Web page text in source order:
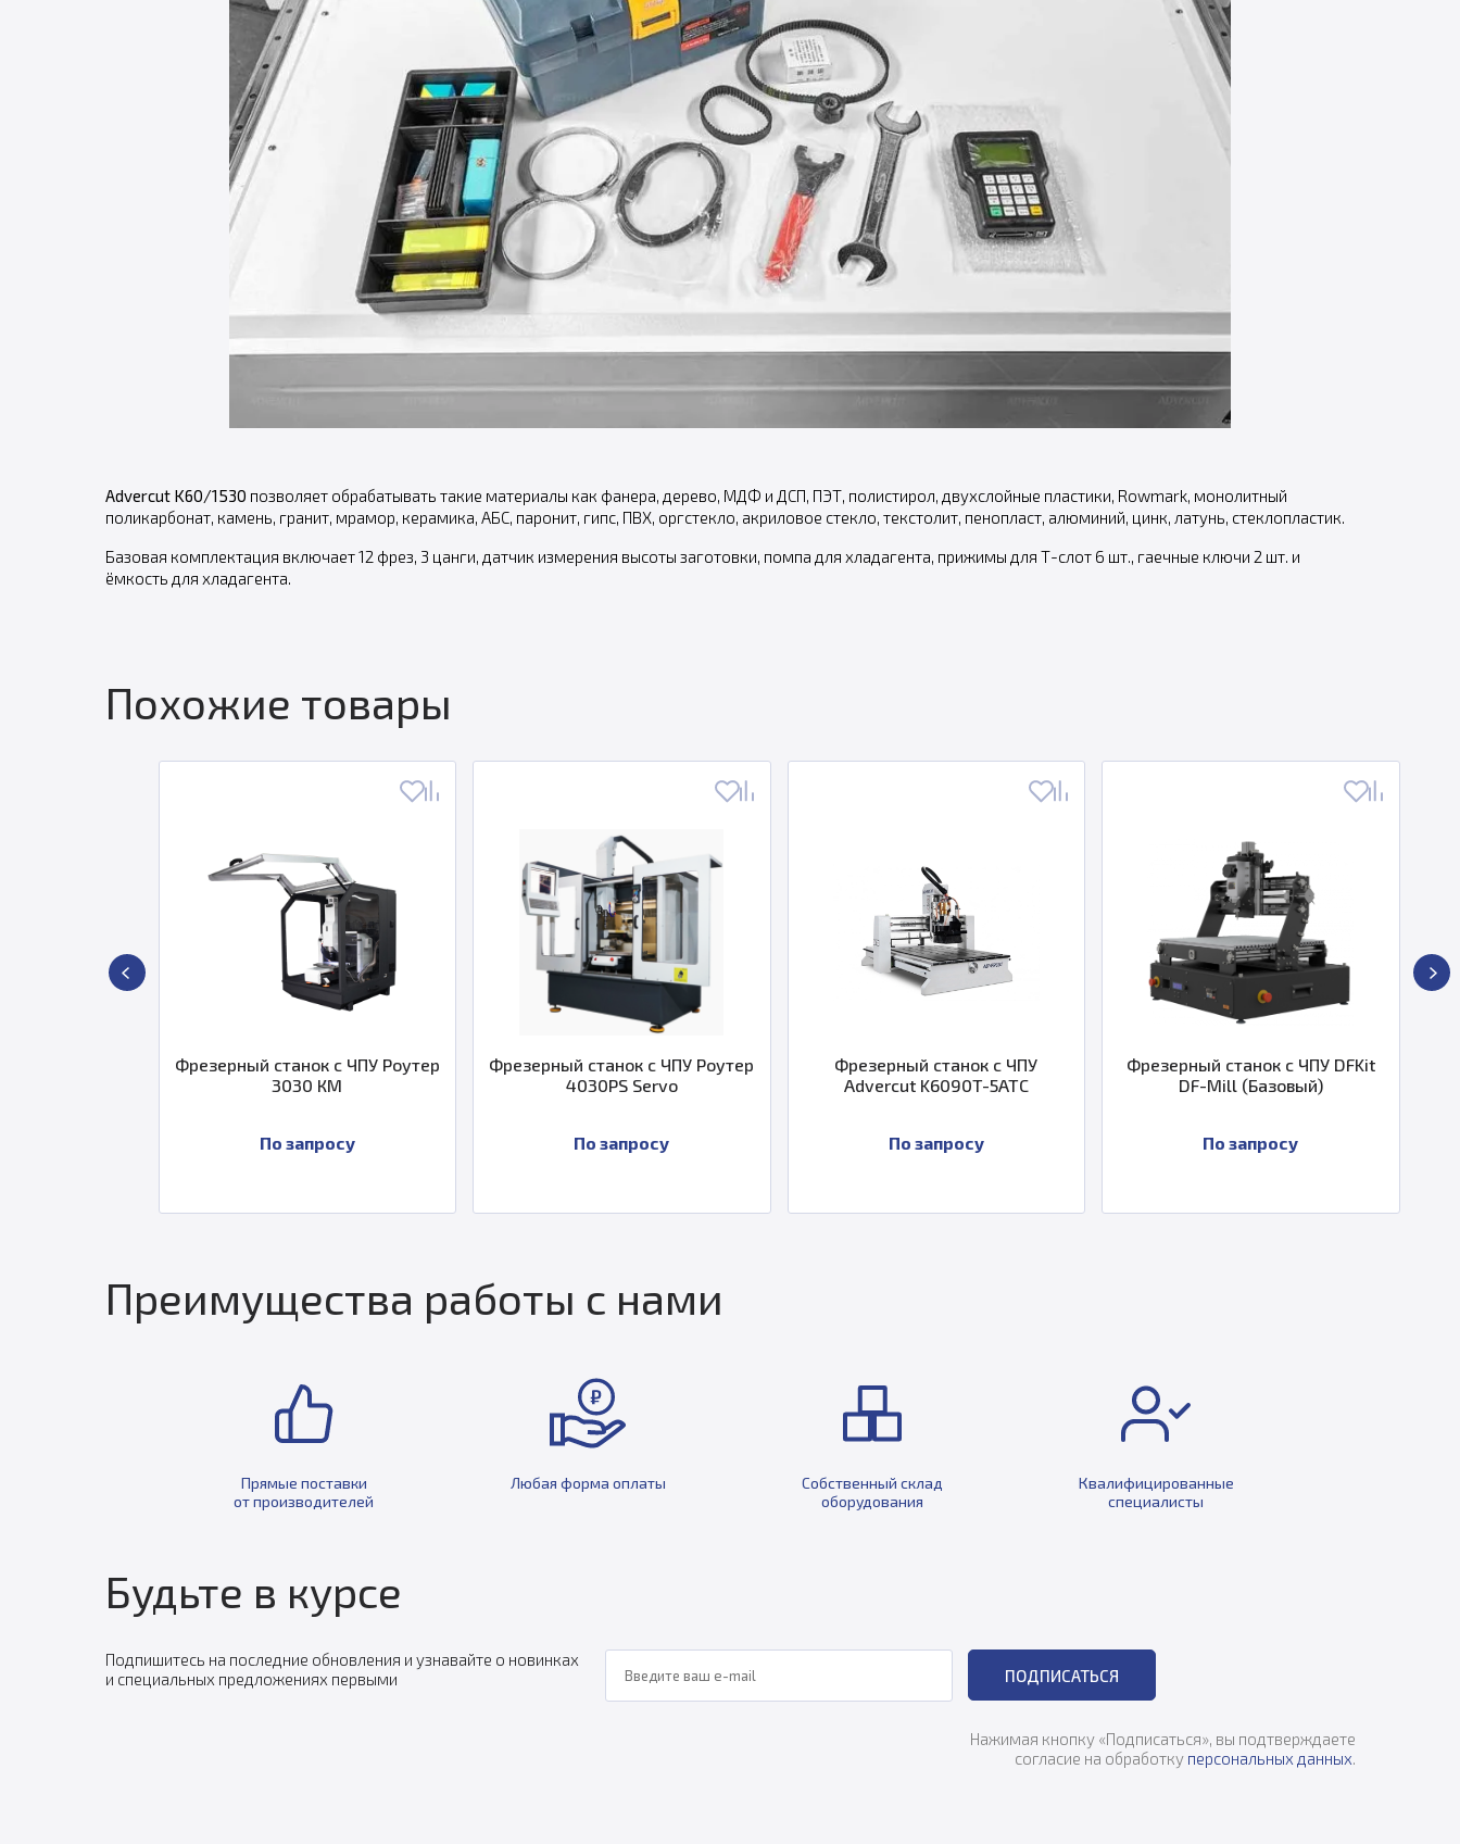
Advercut K60/1530 позволяет обрабатывать такие материалы как фанера, дерево, МДФ и ДСП, ПЭТ, полистирол, двухслойные пластики, Rowmark, монолитный
поликарбонат, камень, гранит, мрамор, керамика, АБС, паронит, гипс, ПВХ, оргстекло, акриловое стекло, текстолит, пенопласт, алюминий, цинк, латунь, стеклопластик.
Базовая комплектация включает 12 фрез, 3 цанги, датчик измерения высоты заготовки, помпа для хладагента, прижимы для Т-слот 6 шт., гаечные ключи 2 шт. и
ёмкость для хладагента.
Похожие товары
Фрезерный станок с ЧПУ Роутер
Фрезерный станок с ЧПУ Роутер
Фрезерный станок с ЧПУ
Advercut K6090T-5ATC
Фрезерный станок с ЧПУ DFKit
DF-Mill (Базовый)
Фрезерный станок с
камню F-Stone
Преимущества работы с нами
Прямые поставки
от производителей
Любая форма оплаты
Собственный склад
оборудования
Квалифицированные
специалисты
Будьте в курсе
Подпишитесь на последние обновления и узнавайте о новинках
и специальных предложениях первыми
ПОДПИСАТЬСЯ
Нажимая кнопку «Подписаться», вы подтверждаете
согласие на обработку персональных данных.